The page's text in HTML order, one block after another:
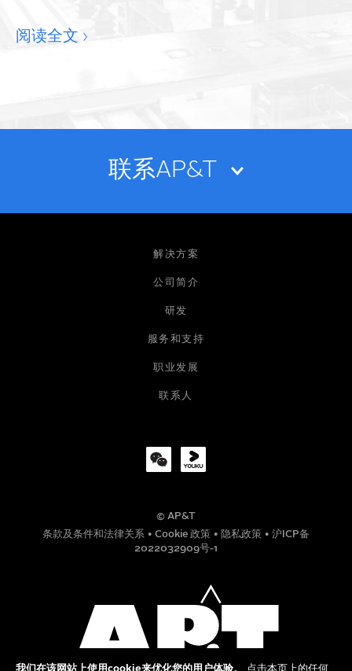
阅读全文 ›
联系AP&T
© AP&T
条款及条件和法律关系 • Cookie 政策 • 隐私政策 • 沪ICP备
2022032909号-1
解决方案
公司简介
研发
服务和支持
职业发展
联系人